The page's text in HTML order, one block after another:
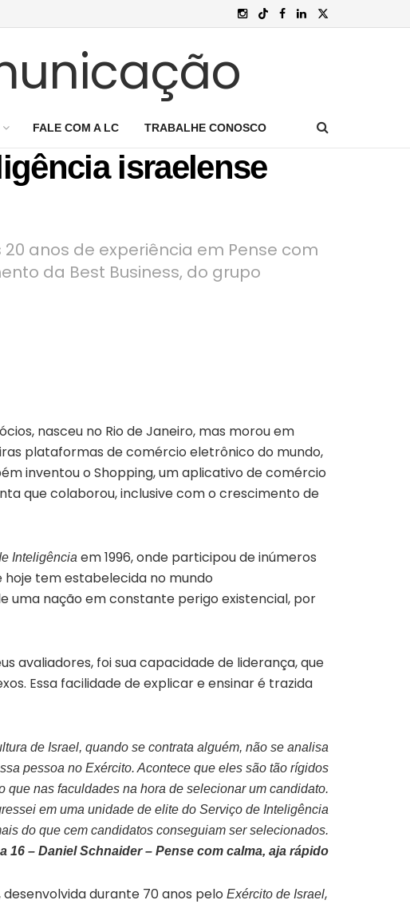
FALE COM A LC TRABALHE CONOSCO
israelense
anos de experiência em Pense com
da Best Business, do grupo
nasceu no Rio de Janeiro, mas morou em
plataformas de comércio eletrônico do mundo,
inventou o Shopping, um aplicativo de comércio
que colaborou, inclusive com o crescimento de
Inteligência em 1996, onde participou de inúmeros
tem estabelecida no mundo
uma nação em constante perigo existencial, por
avaliadores, foi sua capacidade de liderança, que
Essa facilidade de explicar e ensinar é trazida
de Israel, quando se contrata alguém, não se analisa
pessoa no Exército. Acontece que eles são tão rígidos
nas faculdades na hora de selecionar um candidato.
em uma unidade de elite do Serviço de Inteligência
do que cem candidatos conseguiam ser selecionados.
16 – Daniel Schnaider – Pense com calma, aja rápido
durante 70 anos pelo Exército de Israel,